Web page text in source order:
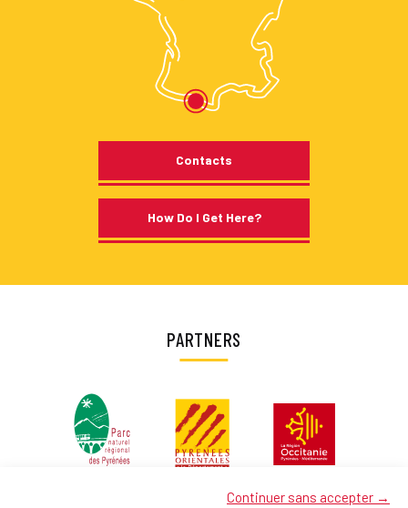
Continuer sans accepter →
Contacts
How Do I Get Here?
PARTNERS